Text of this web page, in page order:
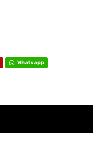
Whatsapp